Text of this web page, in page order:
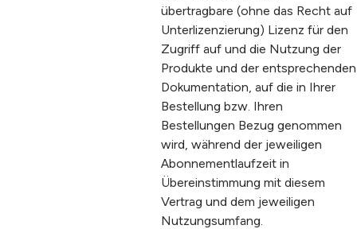
übertragbare (ohne das Recht auf
Unterlizenzierung) Lizenz für den
Zugriff auf und die Nutzung der
Produkte und der entsprechenden
Dokumentation, auf die in Ihrer
Bestellung bzw. Ihren
Bestellungen Bezug genommen
wird, während der jeweiligen
Abonnementlaufzeit in
Übereinstimmung mit diesem
Vertrag und dem jeweiligen
Nutzungsumfang.